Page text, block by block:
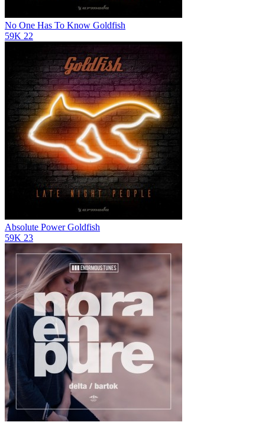
No One Has To Know Goldfish
59K 22
Absolute Power Goldfish
59K 23